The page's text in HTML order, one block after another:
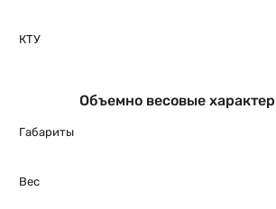
КТУ
Объемно весовые
Габариты
Вес